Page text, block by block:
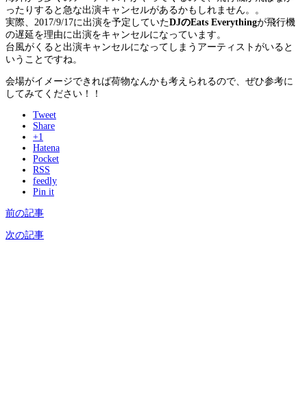
ったりすると急な出演キャンセルがあるかもしれません。。
実際、2017/9/17に出演を予定していたDJのEats Everythingが飛行機
の遅延を理由に出演をキャンセルになっています。
台風がくると出演キャンセルになってしまうアーティストがいると
いうことですね。
会場がイメージできれば荷物なんかも考えられるので、ぜひ参考に
してみてください！！
Tweet
Share
+1
Hatena
Pocket
RSS
feedly
Pin it
前の記事
次の記事